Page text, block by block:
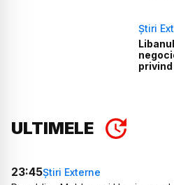
Știri
ULTIMELE
23:45Știri Externe